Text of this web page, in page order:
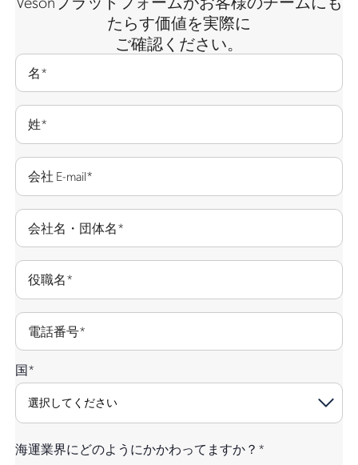
たらす価値を実際に
ご確認ください。
名*
姓*
会社 E-mail*
会社名・団体名*
役職名*
電話番号*
国*
海運業界にどのようにかかわってますか？ *